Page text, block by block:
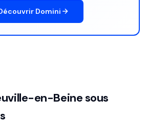
Domini
en-Beine sous